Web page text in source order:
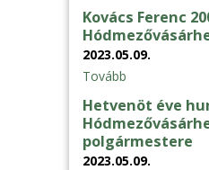
Kovács Ferenc
2023.05.09.
Tovább
Hetvenöt éve
polgármestere
2023.05.09.